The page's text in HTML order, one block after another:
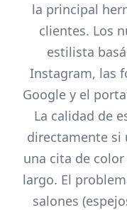
la principal
clientes. Los
estilista
Instagram, las
Google y el
La calidad de
directamente si
una cita de color
largo. El
salones